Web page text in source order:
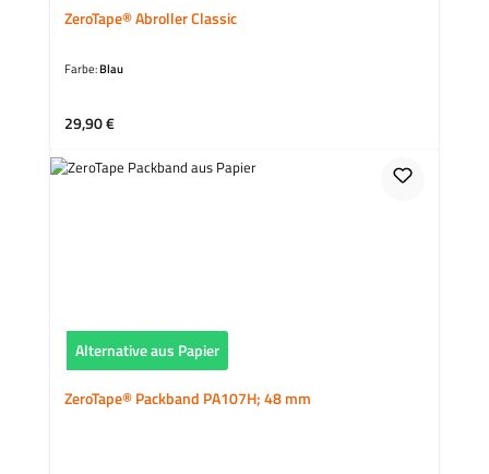
ZeroTape® Abroller Classic
Farbe:Blau
Regulärer Preis:
29,90 €
Alternative aus Papier
ZeroTape® Packband PA107H; 48 mm